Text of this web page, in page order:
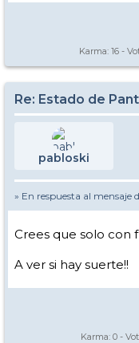
Karma: 16 -
Re: Estado de
pabloski
» En respuesta al mensaje
Crees que solo con
A ver si hay suerte!!
Karma: 0 -